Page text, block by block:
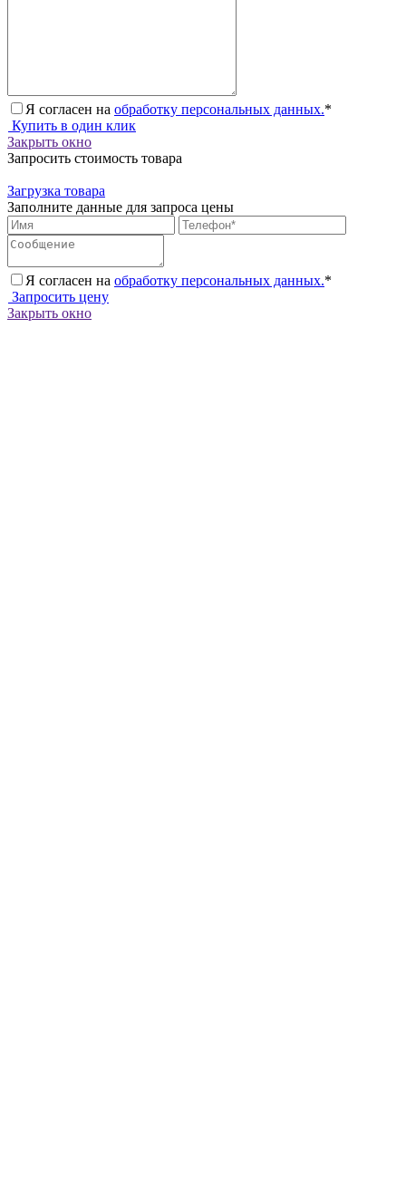
Я согласен на обработку персональных данных.*
Купить в один клик
Закрыть окно
Запросить стоимость товара
Загрузка товара
Заполните данные для запроса цены
Я согласен на обработку персональных данных.*
Запросить цену
Закрыть окно